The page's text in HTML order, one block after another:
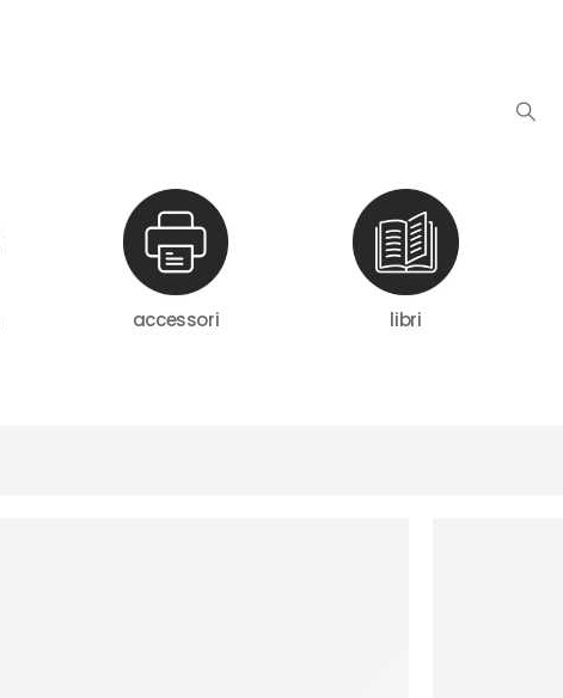
accessori libri